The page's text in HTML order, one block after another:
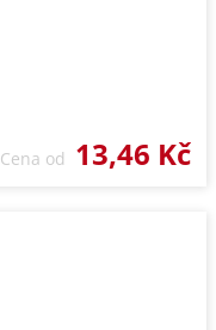
Cena od 13,46 Kč